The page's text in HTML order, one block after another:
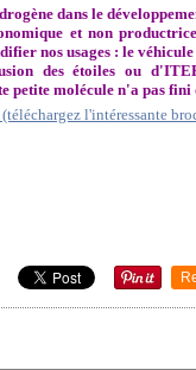
dans le
et non
nos usages : le
des étoiles ou
petite molécule n'a pas
(téléchargez l'intéressante